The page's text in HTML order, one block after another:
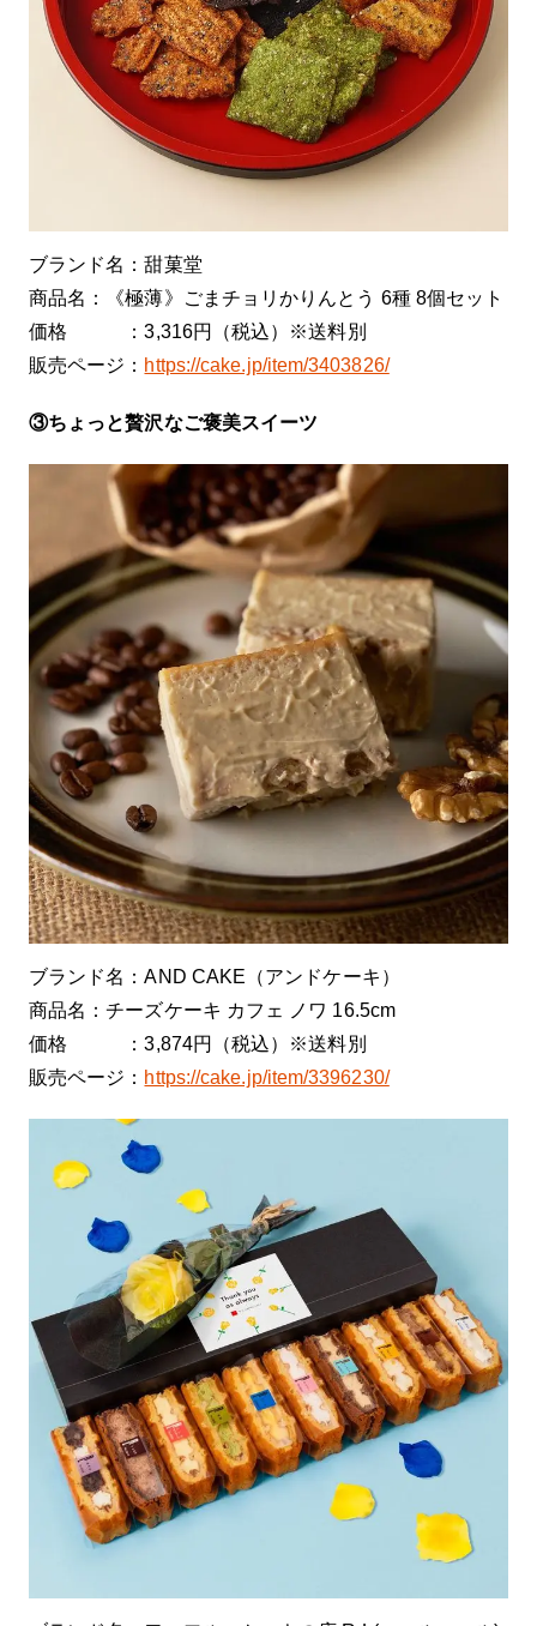
ブランド名：甜菓堂
商品名：《極薄》ごまチョリかりんとう 6種 8個セット
価格 ：3,316円（税込）※送料別
販売ページ： https://cake.jp/item/3403826/
③ちょっと贅沢なご褒美スイーツ
ブランド名：AND CAKE（アンドケーキ）
商品名：チーズケーキ カフェ ノワ 16.5cm
価格 ：3,874円（税込）※送料別
販売ページ： https://cake.jp/item/3396230/